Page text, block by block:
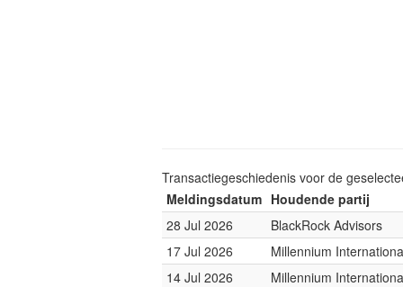
Transactiegeschiedenis voor de
Meldingsdatum Houdende partij
28 Jul 2026
BlackRock Advisors
17 Jul 2026
Millennium
14 Jul 2026
Millennium